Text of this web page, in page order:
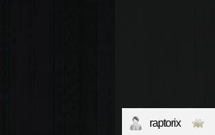
raptorix